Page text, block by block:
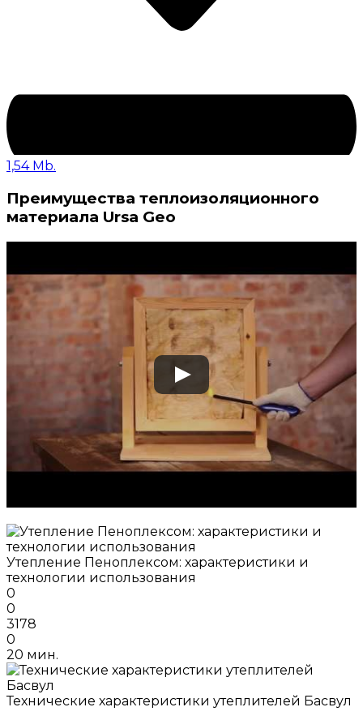
1,54 Mb.
Преимущества теплоизоляционного
материала Ursa Geo
Утепление Пеноплексом: характеристики и
технологии использования
0
0
3178
0
20 мин.
Технические характеристики утеплителей Басвул